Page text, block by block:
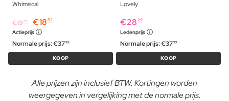
Whimsical
€1909 €18 52
Actieprijs
Normale prijs:€3799
KOOP
Lovely
€28 29
Ledenprijs
Normale prijs:€3799
KOOP
Alle prijzen zijn inclusief BTW. Kortingen worden
weergegeven in vergelijking met de normale prijs.